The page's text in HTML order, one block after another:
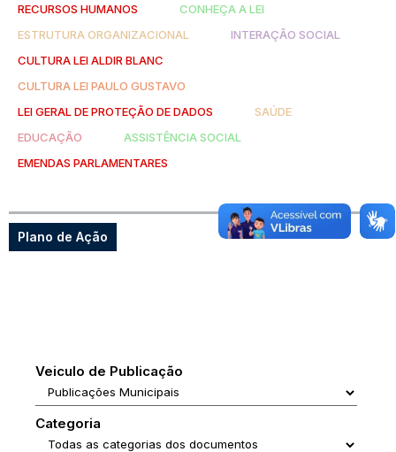
RECURSOS HUMANOS
CONHEÇA A LEI
ESTRUTURA ORGANIZACIONAL
INTERAÇÃO SOCIAL
CULTURA LEI ALDIR BLANC
CULTURA LEI PAULO GUSTAVO
LEI GERAL DE PROTEÇÃO DE DADOS
SAÚDE
EDUCAÇÃO
ASSISTÊNCIA SOCIAL
EMENDAS PARLAMENTARES
Plano de Ação
Veiculo de Publicação
Categoria